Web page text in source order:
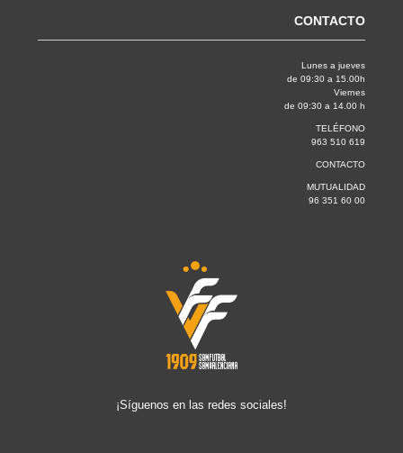
CONTACTO
Lunes a jueves
de 09:30 a 15.00h
Viernes
de 09:30 a 14.00 h
TELÉFONO
963 510 619
CONTACTO
MUTUALIDAD
96 351 60 00
¡Síguenos en las redes sociales!